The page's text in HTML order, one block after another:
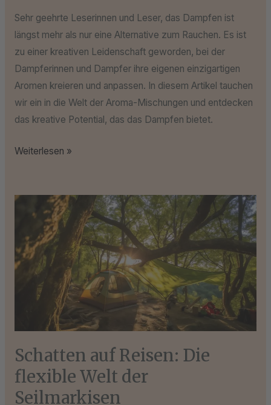
Sehr geehrte Leserinnen und Leser, das Dampfen ist
längst mehr als nur eine Alternative zum Rauchen. Es ist
zu einer kreativen Leidenschaft geworden, bei der
Dampferinnen und Dampfer ihre eigenen einzigartigen
Aromen kreieren und anpassen. In diesem Artikel tauchen
wir ein in die Welt der Aroma-Mischungen und entdecken
das kreative Potential, das das Dampfen bietet.
Weiterlesen »
Schatten auf Reisen: Die
flexible Welt der
Seilmarkisen
Schatten
Reisen:
Die
flexible
Seilmarkisen